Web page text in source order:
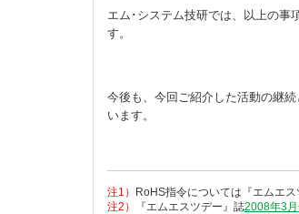
エム･システム技研では、以上の事
す。
今後も、今回ご紹介した活動の継
います。
注1） RoHS指令については『エムエ
注2）
『エムエスツデー』誌2008年3